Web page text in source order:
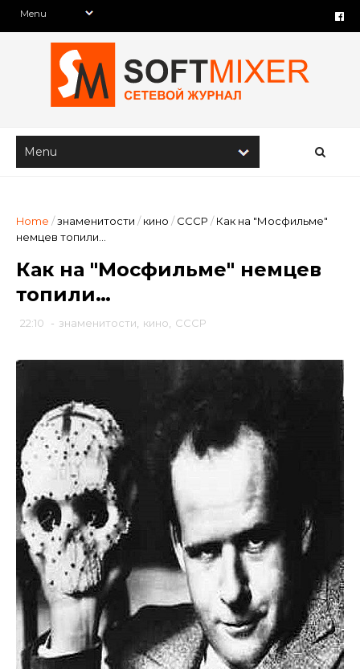
Home /знаменитости / кино / СССР / Как на "Мосфильме"
немцев топили…
Как на "Мосфильме" немцев
топили…
22:10 - знаменитости кино СССР